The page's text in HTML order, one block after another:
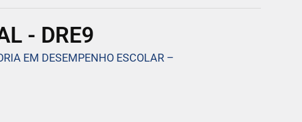
- DRE9
EM DESEMPENHO ESCOLAR –